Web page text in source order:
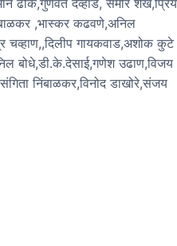
ढोक,गुणवंत देव्हाडे, समीर
,भास्कर कढवणे,अनिल
चव्हाण,,दिलीप गायकवाड,अशोक कुटे
बोधे,डी.के.देसाई,गणेश उढाण,विजय
निंबाळकर,विनोद डाखोरे,संजय